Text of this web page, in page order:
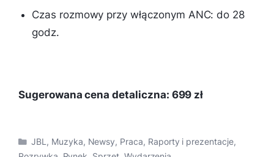
Czas rozmowy przy włączonym ANC: do 28
godz.
Sugerowana cena detaliczna: 699 zł
Kategorie
JBL , Muzyka, Newsy, Praca, Raporty i prezentacje,